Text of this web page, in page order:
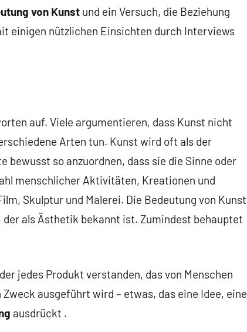
von Kunst und ein Versuch, die Beziehung
einigen nützlichen Einsichten durch Interviews
auf. Viele argumentieren, dass Kunst nicht
Arten tun. Kunst wird oft als der
bewusst so anzuordnen, dass sie die Sinne oder
menschlicher Aktivitäten, Kreationen und
Skulptur und Malerei. Die Bedeutung von Kunst
als Ästhetik bekannt ist. Zumindest behauptet
jedes Produkt verstanden, das von Menschen
ausgeführt wird – etwas, das eine Idee, eine
ausdrückt .